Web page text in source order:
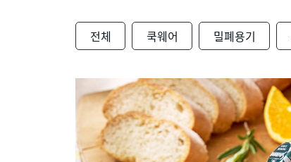
전체 쿡웨어 밀폐용기